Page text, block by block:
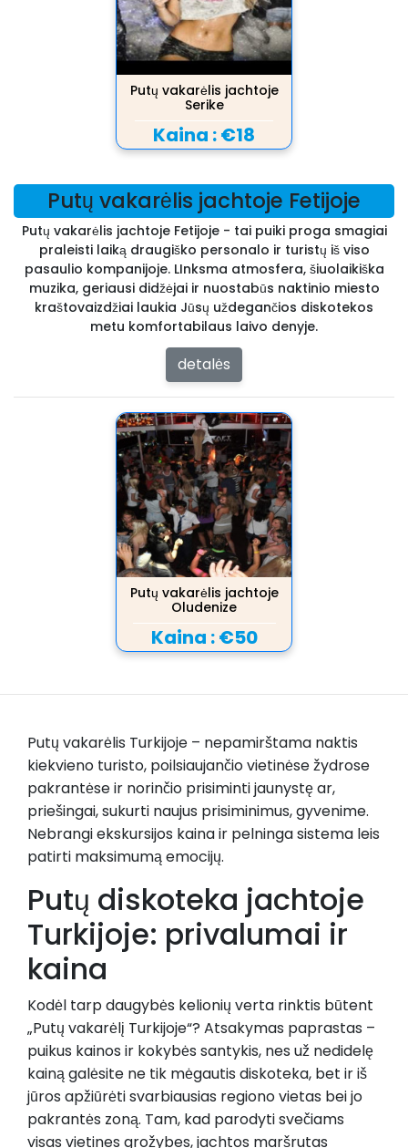
Putų vakarėlis jachtoje
Serike
Kaina :€18
Putų vakarėlis jachtoje Fetijoje
Putų vakarėlis jachtoje Fetijoje - tai puiki proga smagiai
praleisti laiką draugiško personalo ir turistų iš viso
pasaulio kompanijoje. LInksma atmosfera, šiuolaikiška
muzika, geriausi didžėjai ir nuostabūs naktinio miesto
kraštovaizdžiai laukia Jūsų uždegančios diskotekos
metu komfortabilaus laivo denyje.
detalės
Putų vakarėlis jachtoje
Oludenize
Kaina :€50
Putų vakarėlis Turkijoje – nepamirštama naktis
kiekvieno turisto, poilsiaujančio vietinėse žydrose
pakrantėse ir norinčio prisiminti jaunystę ar,
priešingai, sukurti naujus prisiminimus, gyvenime.
Nebrangi ekskursijos kaina ir pelninga sistema leis
patirti maksimumą emocijų.
Putų diskoteka jachtoje
Turkijoje: privalumai ir
kaina
Kodėl tarp daugybės kelionių verta rinktis būtent
„Putų vakarėlį Turkijoje“? Atsakymas paprastas –
puikus kainos ir kokybės santykis, nes už nedidelę
kainą galėsite ne tik mėgautis diskoteka, bet ir iš
jūros apžiūrėti svarbiausias regiono vietas bei jo
pakrantės zoną. Tam, kad parodyti svečiams
visas vietines grožybes, jachtos maršrutas